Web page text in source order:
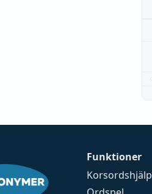
Funktioner
Korsordshjälp